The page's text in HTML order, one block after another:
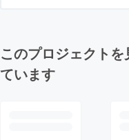
このプロジェクト
ています